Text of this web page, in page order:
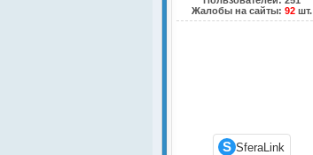
Жалобы на сайты: 92шт.
S SferaLink